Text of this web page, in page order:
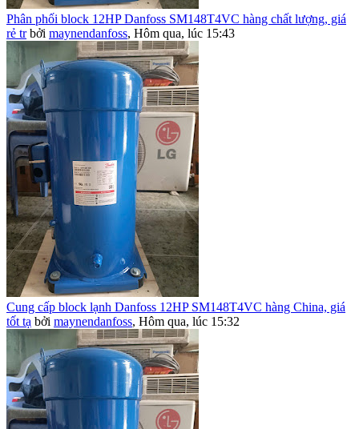
Phân phối block 12HP Danfoss SM148T4VC hàng chất lượng, giá
rẻ tr bởi maynendanfoss, Hôm qua, lúc 15:43
Cung cấp block lạnh Danfoss 12HP SM148T4VC hàng China, giá
tốt tạ bởi maynendanfoss, Hôm qua, lúc 15:32